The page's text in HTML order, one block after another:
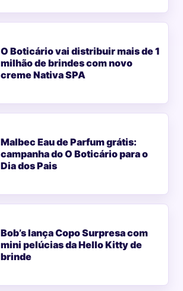
O Boticário vai distribuir mais de 1
milhão de brindes com novo
creme Nativa SPA
Malbec Eau de Parfum grátis:
campanha do O Boticário para o
Dia dos Pais
Bob’s lança Copo Surpresa com
mini pelúcias da Hello Kitty de
brinde